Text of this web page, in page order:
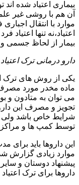
بیماری اعتیاد شده
آن هم با روشی غیر
موارد با انتقال
اعتیاد،نه تنها
بیمار از لحاظ جسمی
دارو درمانی ترک اعتیاد
یکی از روش های ترک
ماده مخدر مورد
می توان به متادون و
تجویز و مصرف این
شرایط خاص باشد ولی
توسط کمپ ها و مراکز
این داروها باید
موارد زیادی گزارش
پیشنهاد دوستان و
داروها برای ترک